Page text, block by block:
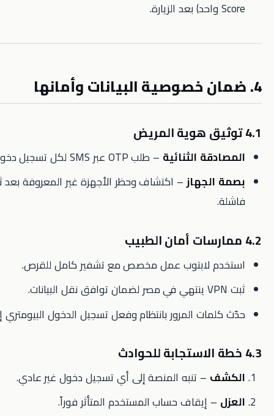
الثنائية– طلب OTP عبر SMS لكل تسجيل دخول مريض.
– اكتشاف وحظر الأجهزة غير المعروفة بعد ثلاث محاولات
لابتوب عمل مخصص مع تشفير كامل للقرص.
المرور بانتظام وفعل تسجيل الدخول البيومتري إن أمكن.
– تنبه المنصة إلى أي تسجيل دخول غير عادي.
إيقاف حساب المستخدم المتأثر فوراً.